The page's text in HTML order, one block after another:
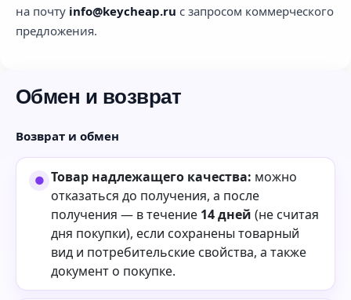
на почту info@keycheap.ru с запросом коммерческого
предложения.
Обмен и возврат
Возврат и обмен
Товар надлежащего качества: можно
отказаться до получения, а после
получения — в течение 14 дней (не считая
дня покупки), если сохранены товарный
вид и потребительские свойства, а также
документ о покупке.